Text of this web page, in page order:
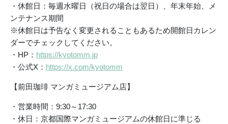
・休館日：毎週水曜日（祝日の場合は翌日）、年末年始、メ
ンテナンス期間
※休館日は予告なく変更されることもあるため開館日カレン
ダーでチェックしてください。
・HP： https://kyotomm.jp
・公式X： https://x.com/kyotomm
【前田珈琲 マンガミュージアム店】
・営業時間：9:30～17:30
・休日：京都国際マンガミュージアムの休館日に準じる